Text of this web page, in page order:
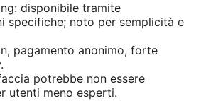
disponibile tramite
specifiche; noto per semplicità e
pagamento anonimo, forte
potrebbe non essere
utenti meno esperti.